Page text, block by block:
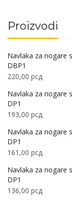
Proizvodi
Navlaka za nogare
DBP1
220,00 рсд
Navlaka za nogare
DP1
193,00 рсд
Navlaka za nogare
DP1
161,00 рсд
Navlaka za nogare
DP1
136,00 рсд